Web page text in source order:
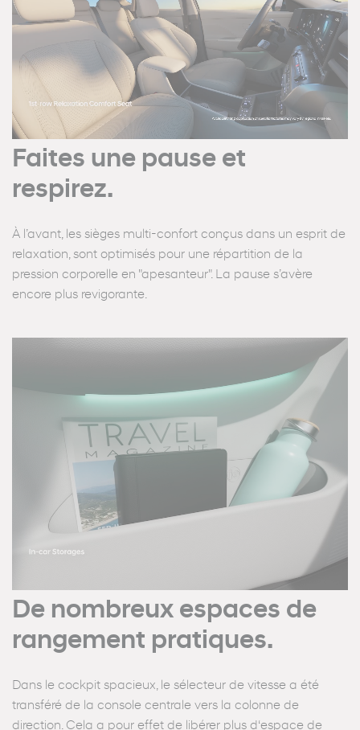
Faites une pause et
respirez.
À l’avant, les sièges multi-confort conçus dans un esprit de
relaxation, sont optimisés pour une répartition de la
pression corporelle en "apesanteur". La pause s’avère
encore plus revigorante.
De nombreux espaces de
rangement pratiques.
Dans le cockpit spacieux, le sélecteur de vitesse a été
transféré de la console centrale vers la colonne de
direction. Cela a pour effet de libérer plus d‘espace de